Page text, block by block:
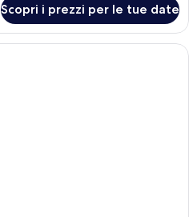
Scopri i prezzi per le tue date